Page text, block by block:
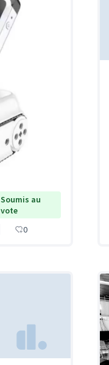
Soumis au
vote
0